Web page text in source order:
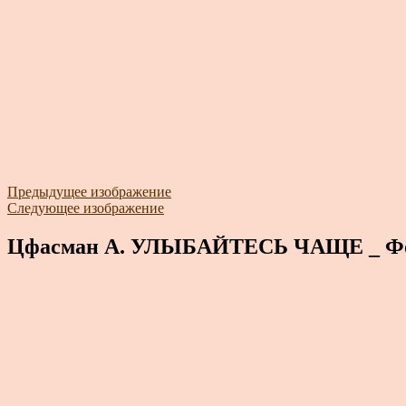
Предыдущее изображение
Следующее изображение
Цфасман А. УЛЫБАЙТЕСЬ ЧАЩЕ _